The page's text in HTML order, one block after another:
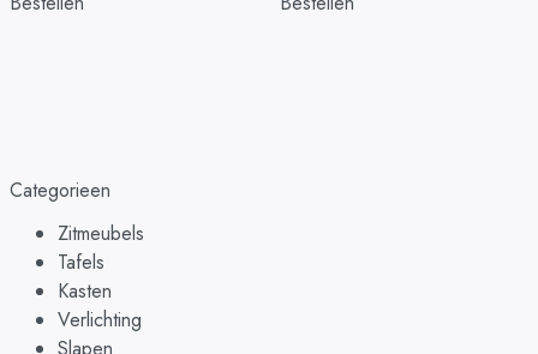
Categorieen
Zitmeubels
Tafels
Kasten
Verlichting
Slapen